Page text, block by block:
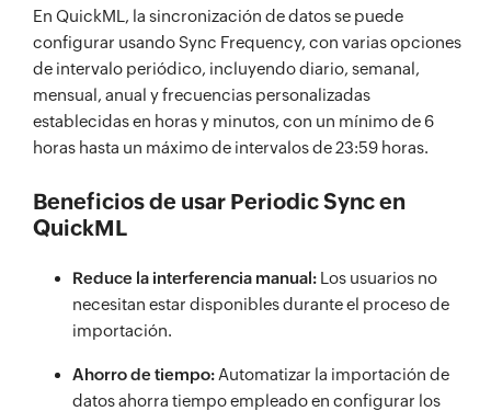
En QuickML, la sincronización de datos se puede
configurar usando Sync Frequency, con varias opciones
de intervalo periódico, incluyendo diario, semanal,
mensual, anual y frecuencias personalizadas
establecidas en horas y minutos, con un mínimo de 6
horas hasta un máximo de intervalos de 23:59 horas.
Beneficios de usar Periodic Sync en
QuickML
Reduce la interferencia manual: Los usuarios no
necesitan estar disponibles durante el proceso de
importación.
Ahorro de tiempo: Automatizar la importación de
datos ahorra tiempo empleado en configurar los